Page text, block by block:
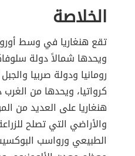
الخلاصة
تقع هنغاريا في وسط
ويحدها شمالاً دولة
رومانيا ودولة صربيا
كرواتيا، ويحدها من
هنغاريا على العديد من
والأراضي التي تصلح
الطبيعي ورواسب